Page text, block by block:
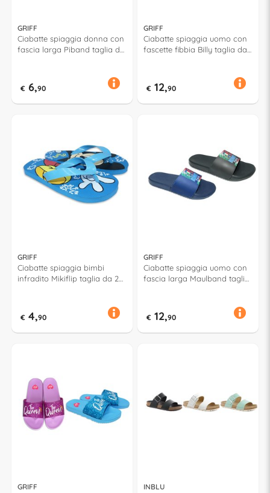
GRIFF
Ciabatte spiaggia donna con
fascia larga Piband taglia da
€ 6,90
GRIFF
Ciabatte spiaggia uomo con
fascette fibbia Billy taglia da
€ 12,90
GRIFF
Ciabatte spiaggia bimbi
infradito Mikiflip taglia da 25
€ 4,90
GRIFF
Ciabatte spiaggia uomo con
fascia larga Maulband taglia
€ 12,90
GRIFF INBLU